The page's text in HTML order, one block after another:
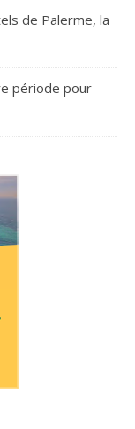
de Palerme, la
période pour